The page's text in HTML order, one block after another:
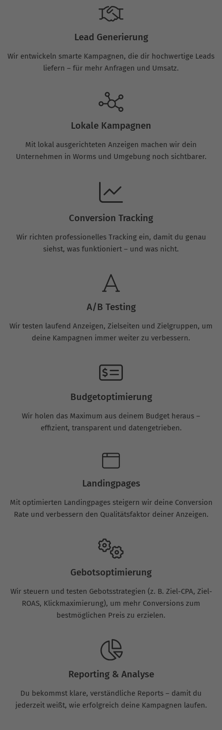
Lead Generierung
Wir entwickeln smarte Kampagnen, die dir hochwertige Leads
liefern – für mehr Anfragen und Umsatz.
Lokale Kampagnen
Mit lokal ausgerichteten Anzeigen machen wir dein
Unternehmen in Worms und Umgebung noch sichtbarer.
Conversion Tracking
Wir richten professionelles Tracking ein, damit du genau
siehst, was funktioniert – und was nicht.
A/B Testing
Wir testen laufend Anzeigen, Zielseiten und Zielgruppen, um
deine Kampagnen immer weiter zu verbessern.
Budgetoptimierung
Wir holen das Maximum aus deinem Budget heraus –
effizient, transparent und datengetrieben.
Landingpages
Mit optimierten Landingpages steigern wir deine Conversion
Rate und verbessern den Qualitätsfaktor deiner Anzeigen.
Gebotsoptimierung
Wir steuern und testen Gebotsstrategien (z. B. Ziel-CPA, Ziel-
ROAS, Klickmaximierung), um mehr Conversions zum
bestmöglichen Preis zu erzielen.
Reporting & Analyse
Du bekommst klare, verständliche Reports – damit du
jederzeit weißt, wie erfolgreich deine Kampagnen laufen.